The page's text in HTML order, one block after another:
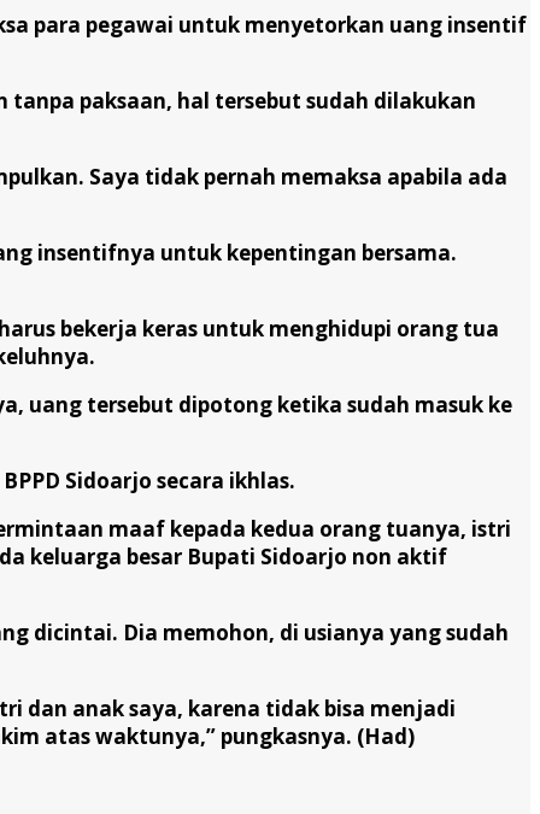
para pegawai untuk menyetorkan uang insentif
paksaan, hal tersebut sudah dilakukan
Saya tidak pernah memaksa apabila ada
insentifnya untuk kepentingan bersama.
bekerja keras untuk menghidupi orang tua
uang tersebut dipotong ketika sudah masuk ke
Sidoarjo secara ikhlas.
maaf kepada kedua orang tuanya, istri
keluarga besar Bupati Sidoarjo non aktif
dicintai. Dia memohon, di usianya yang sudah
dan anak saya, karena tidak bisa menjadi
atas waktunya,” pungkasnya. (Had)